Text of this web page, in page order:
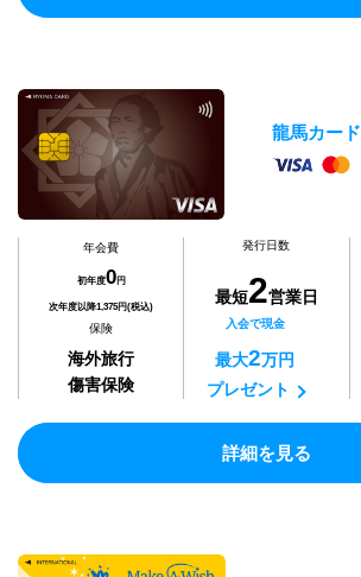
龍馬カード
年会費
初年度0円
次年度以降1,375円(税込)
発行日数
最短2営業日
保険
海外旅行
傷害保険
入会で現金
最大2万円
プレゼント
詳細を見る